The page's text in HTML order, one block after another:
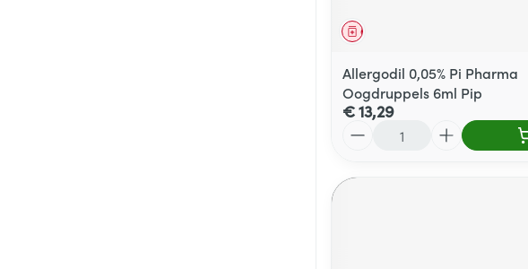
Geneesmiddel
Allergodil 0,05% Pi Pharma
Oogdruppels 6ml Pip
€ 13,29